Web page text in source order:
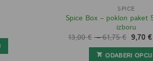
SPICE
Spice Box – poklon paket
izboru
13,00€ – 61,75€ Raspon
od
13,00 €
Izvorna
bila
je:
9,70€
ODABERI